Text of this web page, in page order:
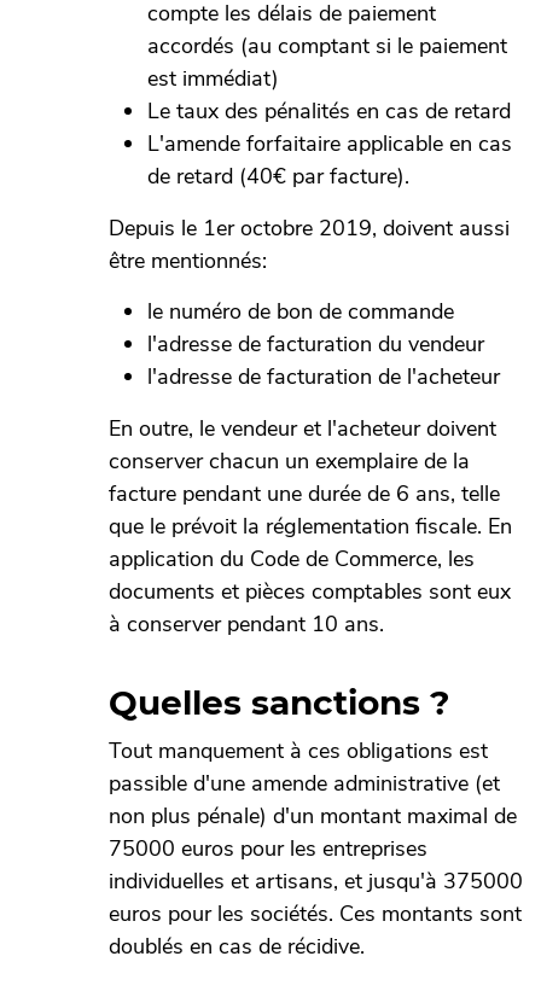
compte les délais de paiement
accordés (au comptant si le paiement
est immédiat)
Le taux des pénalités en cas de retard
L'amende forfaitaire applicable en cas
de retard (40€ par facture).
Depuis le 1er octobre 2019, doivent aussi
être mentionnés:
le numéro de bon de commande
l'adresse de facturation du vendeur
l'adresse de facturation de l'acheteur
En outre, le vendeur et l'acheteur doivent
conserver chacun un exemplaire de la
facture pendant une durée de 6 ans, telle
que le prévoit la réglementation fiscale. En
application du Code de Commerce, les
documents et pièces comptables sont eux
à conserver pendant 10 ans.
Quelles sanctions ?
Tout manquement à ces obligations est
passible d'une amende administrative (et
non plus pénale) d'un montant maximal de
75000 euros pour les entreprises
individuelles et artisans, et jusqu'à 375000
euros pour les sociétés. Ces montants sont
doublés en cas de récidive.